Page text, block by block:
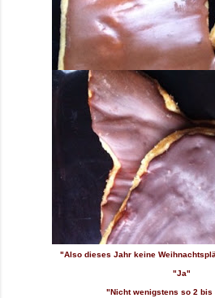
"Also dieses Jahr keine
"Ja"
"Nicht wenigstens so 2 bis